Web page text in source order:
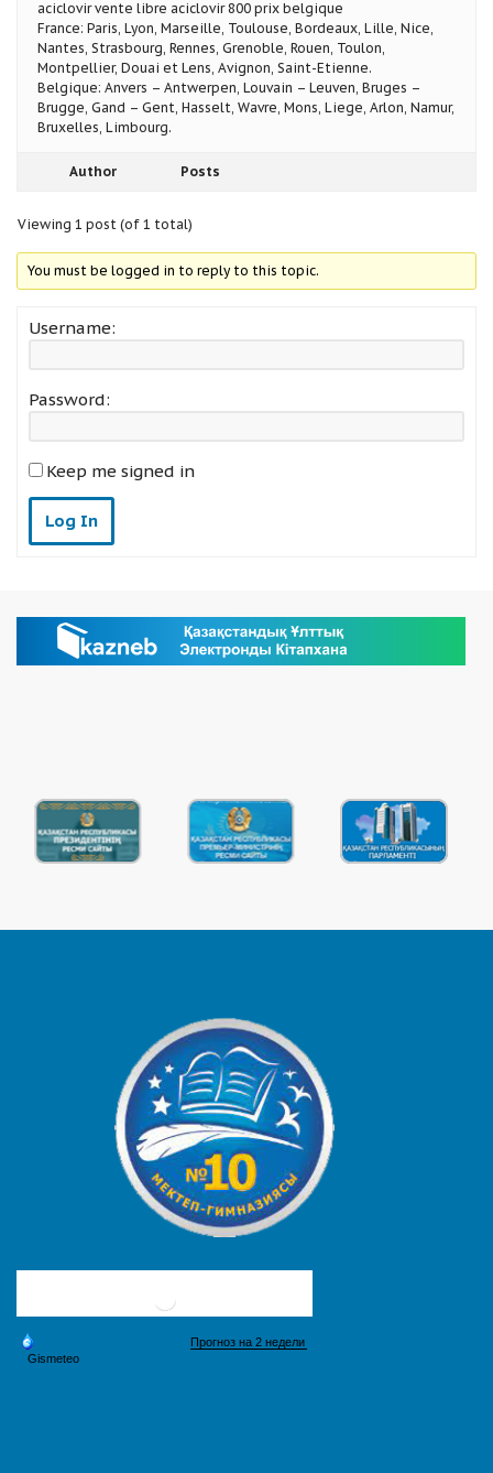
aciclovir vente libre aciclovir 800 prix belgique
France: Paris, Lyon, Marseille, Toulouse, Bordeaux, Lille, Nice,
Nantes, Strasbourg, Rennes, Grenoble, Rouen, Toulon,
Montpellier, Douai et Lens, Avignon, Saint-Etienne.
Belgique: Anvers – Antwerpen, Louvain – Leuven, Bruges –
Brugge, Gand – Gent, Hasselt, Wavre, Mons, Liege, Arlon, Namur,
Bruxelles, Limbourg.
Author Posts
Viewing 1 post (of 1 total)
You must be logged in to reply to this topic.
Username:
Password:
Keep me signed in
Log In